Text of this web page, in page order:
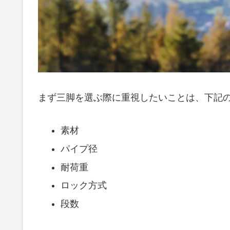
まず三脚を選ぶ際に重視したいことは、下記
素材
パイプ径
耐荷重
ロック方式
段数